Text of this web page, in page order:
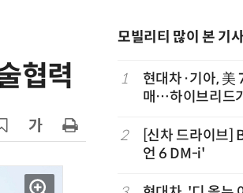
협력
모빌리티 많이 본 기
교체비가 찻값
입차 1위 질주
1
현대차·기아, 美
매…하이브리드
2
[신차 드라이브]
언 6 DM-i'